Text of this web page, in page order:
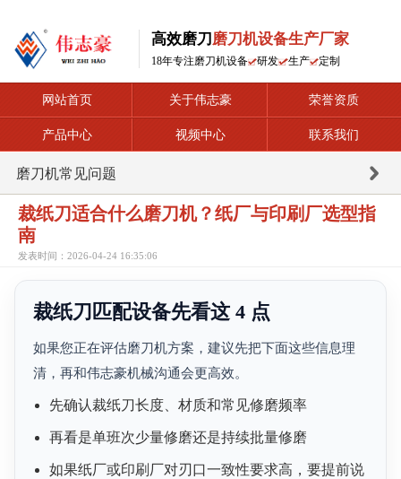
高效磨刀 磨刀机设备生产厂家
18年专注磨刀机设备 研发 生产 定制
网站首页 关于伟志豪 荣誉资质
产品中心 视频中心 联系我们
磨刀机常见问题
裁纸刀适合什么磨刀机？纸厂与印刷厂选型指
南
发表时间：2026-04-24 16:35:06
裁纸刀匹配设备先看这 4 点
如果您正在评估磨刀机方案，建议先把下面这些信息理
清，再和伟志豪机械沟通会更高效。
先确认裁纸刀长度、材质和常见修磨频率
再看是单班次少量修磨还是持续批量修磨
如果纸厂或印刷厂对刃口一致性要求高，要提前说